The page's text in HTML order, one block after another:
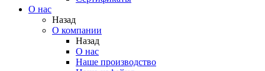
О нас
Назад
O компании
Назад
О нас
Наше производство